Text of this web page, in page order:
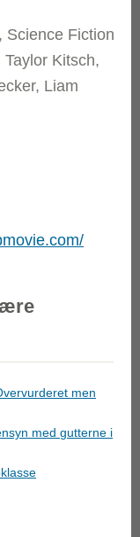
Science Fiction
Taylor Kitsch,
Liam
men
med gutterne i